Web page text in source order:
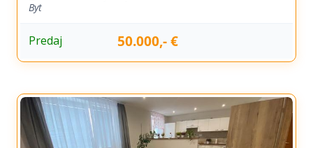
Byt
Predaj 50.000,- €